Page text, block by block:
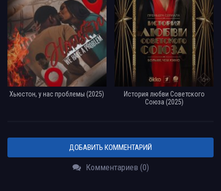
Хьюстон, у нас проблемы (2025)
История любви Советского
Союза (2025)
ДОБАВИТЬ КОММЕНТАРИЙ
Комментариев (0)